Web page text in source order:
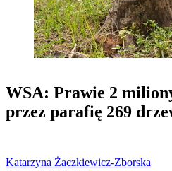
WSA: Prawie 2
przez parafię 269
Katarzyna Żaczkiewicz-Zborska